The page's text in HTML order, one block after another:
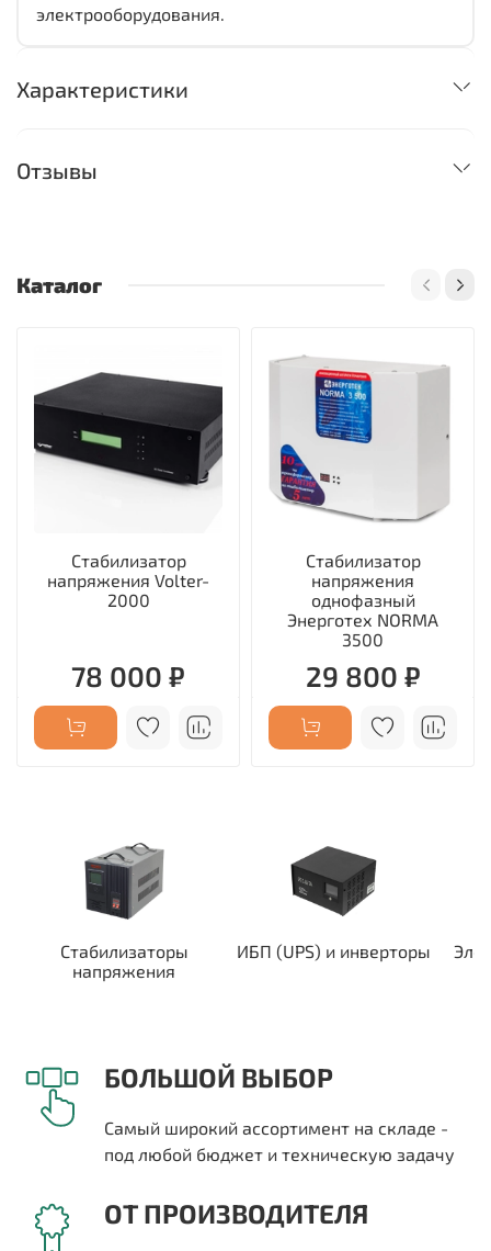
электрооборудования.
Характеристики
Отзывы
Каталог
Стабилизатор
напряжения Volter-
2000
78 000 ₽
Стабилизатор
напряжения
однофазный
Энерготех NORMA
3500
29 800 ₽
Стабилизаторы
напряжения
ИБП (UPS) и инверторы
БОЛЬШОЙ ВЫБОР
Самый широкий ассортимент на складе -
под любой бюджет и техническую задачу
ОТ ПРОИЗВОДИТЕЛЯ